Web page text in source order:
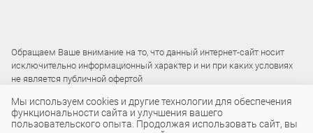
Обращаем Ваше внимание на то, что данный интернет-сайт носит
исключительно информационный характер и ни при каких условиях
не является публичной офертой
2015 – 2026 © ООО «Локос»
Мы используем cookies и другие технологии для обеспечения
функциональности сайта и улучшения вашего
пользовательского опыта. Продолжая использовать сайт, вы